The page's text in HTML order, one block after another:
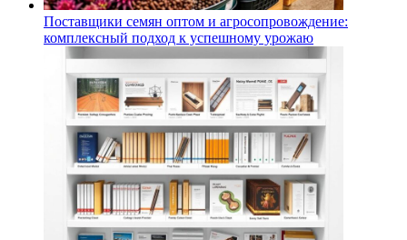
Поставщики семян оптом и агросопровождение:
комплексный подход к успешному урожаю